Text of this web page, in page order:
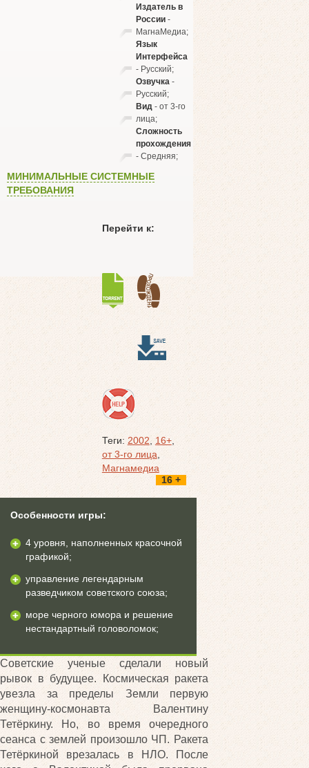
Издатель в
России-
МагнаМедиа;
Язык
Интерфейса
- Русский;
Озвучка-
Русский;
Вид- от 3-го
лица;
Сложность
прохождения
- Средняя;
МИНИМАЛЬНЫЕ СИСТЕМНЫЕ
ТРЕБОВАНИЯ
Перейти к:
Теги: 2002 16+,
от 3-го лица
Магнамедиа
16 +
Особенности игры:
4 уровня, наполненных красочной
графикой;
управление легендарным
разведчиком советского союза;
море черного юмора и решение
нестандартный головоломок;
Советские ученые сделали новый
рывок в будущее. Космическая ракета
увезла за пределы Земли первую
женщину-космонавта Валентину
Тетёркину. Но, во время очередного
сеанса с землей произошло ЧП. Ракета
Тетёркиной врезалась в НЛО. После